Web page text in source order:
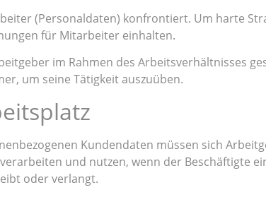
(Personaldaten) konfrontiert. Um harte
für Mitarbeiter einhalten.
im Rahmen des Arbeitsverhältnisses
um seine Tätigkeit auszuüben.
Kundendaten müssen sich
und nutzen, wenn der Beschäftigte
oder verlangt.